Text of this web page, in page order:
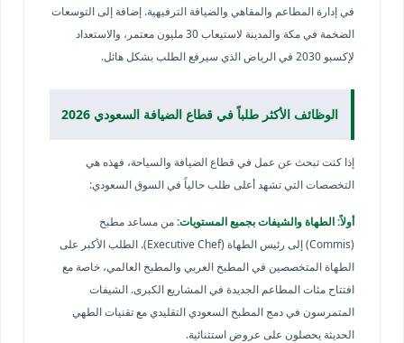
في إدارة المطاعم والمقاهي والضيافة الترفيهية. إضافة إلى التوسعات
الضخمة في مكة والمدينة لاستيعاب 30 مليون معتمر، والاستعداد
لإكسبو 2030 في الرياض الذي سيرفع الطلب بشكل هائل.
الوظائف الأكثر طلباً في قطاع الضيافة السعودي 2026
إذا كنت تبحث عن عمل في قطاع الضيافة والسياحة، فهذه هي
التخصصات التي تشهد أعلى طلب حالياً في السوق السعودي:
أولاً: الطهاة والشيفات بجميع المستويات:من مساعد مطبخ
(Commis) إلى رئيس الطهاة (Executive Chef). الطلب الأكبر على
الطهاة المتخصصين في المطبخ العربي والمطبخ العالمي، خاصة مع
افتتاح مئات المطاعم الجديدة في المشاريع الكبرى. الشيفات
المتمرسون في دمج المطبخ السعودي التقليدي مع تقنيات الطهي
الحديثة يحصلون على عروض استثنائية.